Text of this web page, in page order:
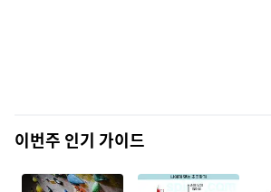
이번주 인기 가이드